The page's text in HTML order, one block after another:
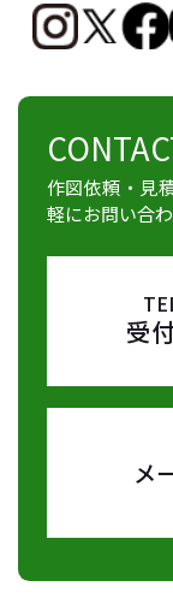
作図依頼・見
軽にお問い合
受
メ